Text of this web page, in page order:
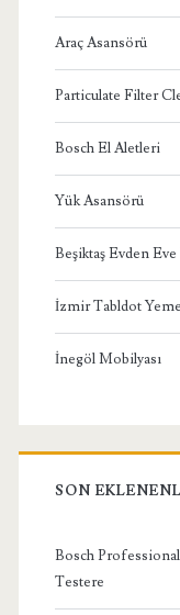
Araç Asansörü
Particulate Filter
Bosch El Aletleri
Yük Asansörü
Beşiktaş Evden
İzmir Tabldot
İnegöl Mobilyası
SON
Bosch
Testere